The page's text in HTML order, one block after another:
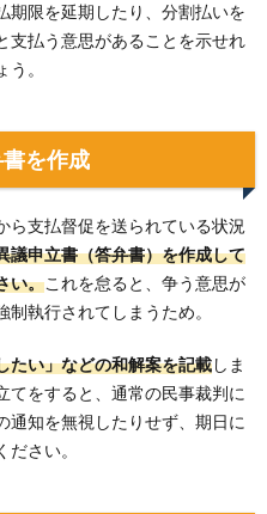
期限を延期したり、分割払いを
支払う意思があることを示せれ
。
を作成
ら支払督促を送られている状況
議申立書（答弁書）を作成して
い。これを怠ると、争う意思が
執行されてしまうため。
たい」などの和解案を記載しま
てをすると、通常の民事裁判に
通知を無視したりせず、期日に
さい。